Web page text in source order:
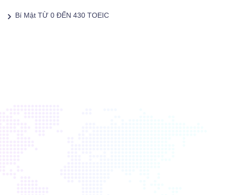
Bí Mật TỪ 0 ĐẾN 430 TOEIC